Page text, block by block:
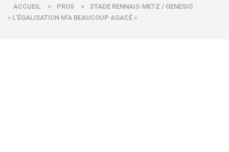
ACCUEIL > PROS >
STADE RENNAIS-METZ / GENESIO :
« L’ÉGALISATION M’A BEAUCOUP AGACÉ »